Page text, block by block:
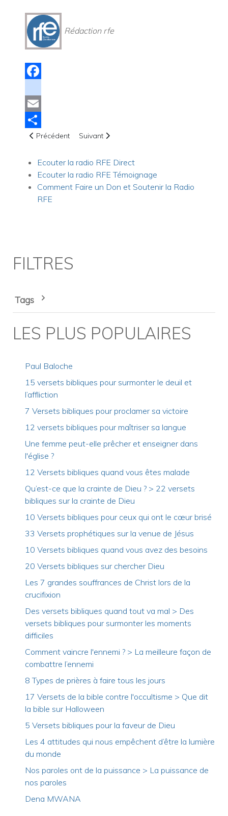
Rédaction rfe
instagram
Email
Share
Article précédent : Joseph a fait confiance à Dieu
Précédent Article suivant : Nigeria : L’intensification
Suivant
Ecouter la radio RFE Direct
Ecouter la radio RFE Témoignage
Comment Faire un Don et Soutenir la Radio
RFE
FILTRES
Tags
LES PLUS POPULAIRES
Paul Baloche
15 versets bibliques pour surmonter le deuil et
l’affliction
7 Versets bibliques pour proclamer sa victoire
12 versets bibliques pour maîtriser sa langue
Une femme peut-elle prêcher et enseigner dans
l'église ?
12 Versets bibliques quand vous êtes malade
Qu’est-ce que la crainte de Dieu ? > 22 versets
bibliques sur la crainte de Dieu
10 Versets bibliques pour ceux qui ont le cœur brisé
33 Versets prophétiques sur la venue de Jésus
10 Versets bibliques quand vous avez des besoins
20 Versets bibliques sur chercher Dieu
Les 7 grandes souffrances de Christ lors de la
crucifixion
Des versets bibliques quand tout va mal > Des
versets bibliques pour surmonter les moments
difficiles
Comment vaincre l'ennemi ? > La meilleure façon de
combattre l’ennemi
8 Types de prières à faire tous les jours
17 Versets de la bible contre l'occultisme > Que dit
la bible sur Halloween
5 Versets bibliques pour la faveur de Dieu
Les 4 attitudes qui nous empêchent d’être la lumière
du monde
Nos paroles ont de la puissance > La puissance de
nos paroles
Dena MWANA